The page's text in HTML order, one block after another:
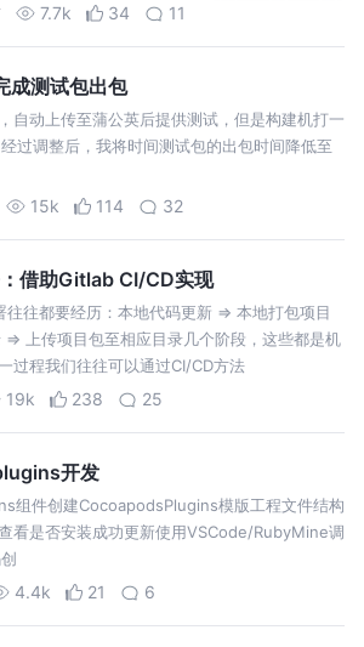
7.7k 34 11
成测试包出包
自动上传至蒲公英后提供测试，但是构建机打一
过调整后，我将时间测试包的出包时间降低至
15k 114 32
借助Gitlab CI/CD实现
往都要经历：本地代码更新 => 本地打包项目
=> 上传项目包至相应目录几个阶段，这些都是机
过程我们往往可以通过CI/CD方法
19k 238 25
开发
组件创建CocoapodsPlugins模版工程文件结构
看是否安装成功更新使用VSCode/RubyMine调
4.4k 21 6